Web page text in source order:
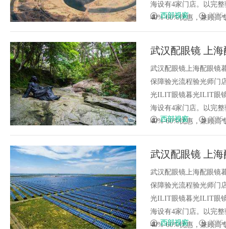
海设有4家门店。以完
40%-60%优惠，兼顾高
西部视窗
武汉配眼镜 上
武汉配眼镜上海配眼镜
保障验光流程验光师门
光ILIT眼镜暮光ILIT眼
海设有4家门店。以完
40%-60%优惠，兼顾高
西部视窗
武汉配眼镜 上
武汉配眼镜上海配眼镜
保障验光流程验光师门
光ILIT眼镜暮光ILIT眼
海设有4家门店。以完
40%-60%优惠，兼顾高
西部视窗